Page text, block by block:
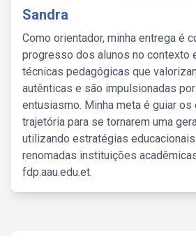
Sandra
Como orientador, minha entrega é
progresso dos alunos no contexto
técnicas pedagógicas que
autênticas e são impulsionadas
entusiasmo. Minha meta é guiar
trajetória para se tornarem uma
utilizando estratégias
renomadas instituições
fdp.aau.edu.et.